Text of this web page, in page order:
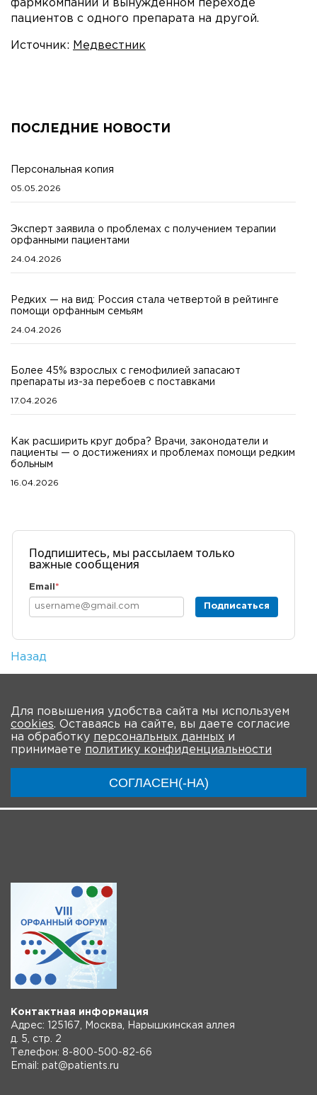
фармкомпаний и вынужденном переходе
пациентов с одного препарата на другой.
Источник: Медвестник
ПОСЛЕДНИЕ НОВОСТИ
Персональная копия
05.05.2026
Эксперт заявила о проблемах с получением терапии
орфанными пациентами
24.04.2026
Редких — на вид: Россия стала четвертой в рейтинге
помощи орфанным семьям
24.04.2026
Более 45% взрослых с гемофилией запасают
препараты из-за перебоев с поставками
17.04.2026
Как расширить круг добра? Врачи, законодатели и
пациенты — о достижениях и проблемах помощи редким
больным
16.04.2026
Подпишитесь, мы рассылаем только
важные сообщения
Email *
Подписаться
Назад
Для повышения удобства сайта мы используем
cookies. Оставаясь на сайте, вы даете согласие
на обработку персональных данных и
принимаете политику конфиденциальности
СОГЛАСЕН(-НА)
О мероприятии Новости Общая информация
Инструкции
Контактная информация
Адрес: 125167, Москва, Нарышкинская аллея
д. 5, стр. 2
Телефон: 8-800-500-82-66
Email: pat@patients.ru